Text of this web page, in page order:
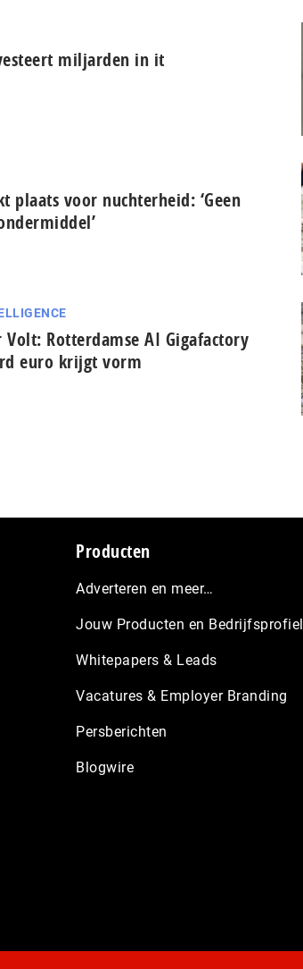
miljarden in it
plaats voor nuchterheid: ‘Geen
Rotterdamse AI Gigafactory
euro krijgt vorm
Producten
Adverteren en meer…
Jouw Producten en Bedrijfsprofiel
Whitepapers & Leads
Vacatures & Employer Branding
Persberichten
Blogwire